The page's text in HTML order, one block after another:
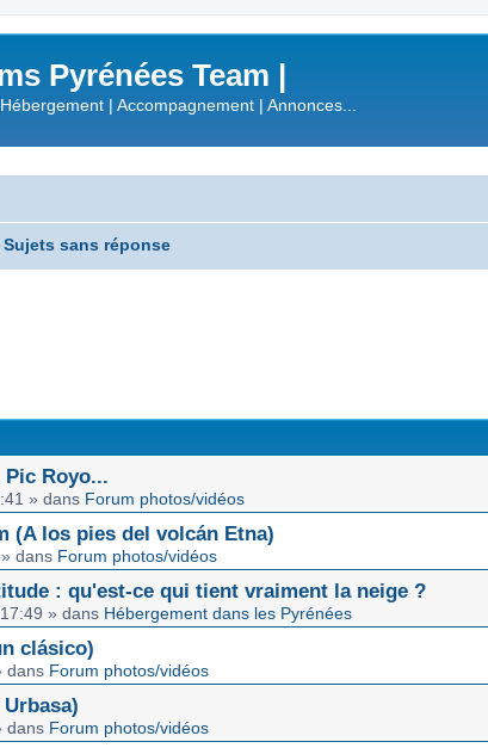
Pyrénées Team |
| Accompagnement | Annonces...
Sujets sans réponse
Royo...
» dans Forum photos/vidéos
(A los pies del volcán Etna)
» dans Forum photos/vidéos
: qu'est-ce qui tient vraiment la neige ?
» dans Hébergement dans les Pyrénées
clásico)
dans Forum photos/vidéos
dans Forum photos/vidéos